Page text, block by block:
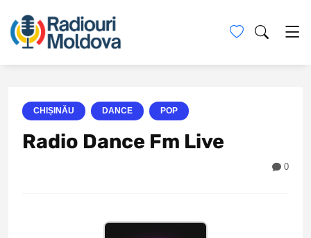
CHIȘINĂU DANCE POP
Radio Dance Fm Live
0